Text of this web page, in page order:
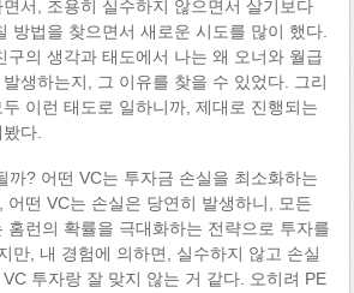
서, 조용히 실수하지 않으면서 살기보다
방법을 찾으면서 새로운 시도를 많이 했다.
구의 생각과 태도에서 나는 왜 오너와 월급
생하는지, 그 이유를 찾을 수 있었다. 그리
이런 태도로 일하니까, 제대로 진행되는
다.
까? 어떤 VC는 투자금 손실을 최소화하는
어떤 VC는 손실은 당연히 발생하니, 모든
홈런의 확률을 극대화하는 전략으로 투자를
만, 내 경험에 의하면, 실수하지 않고 손실
투자랑 잘 맞지 않는 거 같다. 오히려 PE